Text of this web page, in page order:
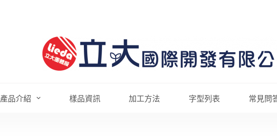
產品介紹 樣品資訊 加工方法 字型列表 常見問